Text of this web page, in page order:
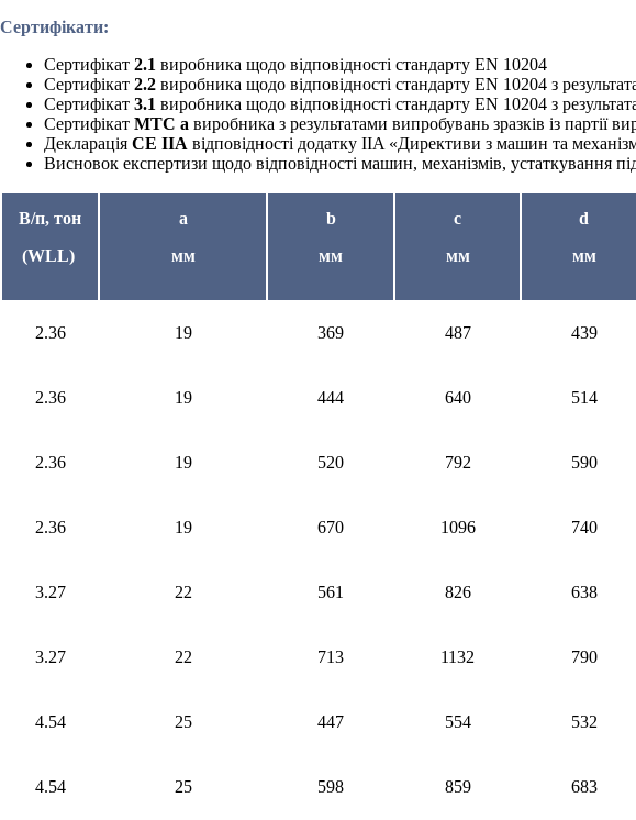
Сертифікати:
Сертифікат 2.1 виробника щодо відповідності стандарту EN 10204
Сертифікат 2.2 виробника щодо відповідності стандарту EN 10204 з
Сертифікат 3.1 виробника щодо відповідності стандарту EN 10204 з
Сертифікат MTC a виробника з результатами випробувань зразків із партії
Декларація CE IIA відповідності додатку IIA «Директиви з машин та
Висновок експертизи щодо відповідності машин, механізмів, устаткування
В/п, тон
(WLL)
а
мм
b
мм
c
мм
d
мм
2.36 19 369 487 439
2.36 19 444 640 514
2.36 19 520 792 590
2.36 19 670 1096 740
3.27 22 561 826 638
3.27 22 713 1132 790
4.54 25 447 554 532
4.54 25 598 859 683